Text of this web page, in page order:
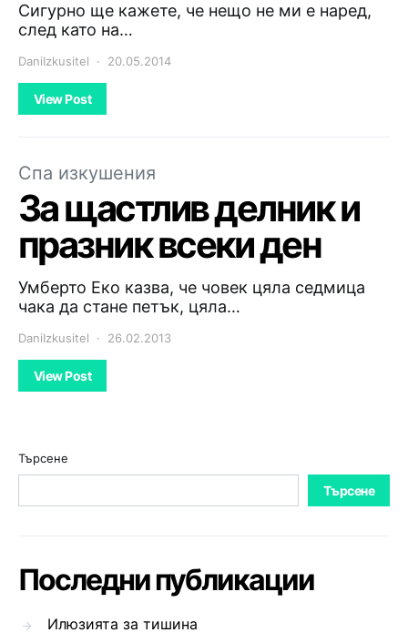
Сигурно ще кажете, че нещо не ми е наред,
след като на…
DaniIzkusitel 20.05.2014
View Post
Спа изкушения
За щастлив делник и
празник всеки ден
Умберто Еко казва, че човек цяла седмица
чака да стане петък, цяла…
DaniIzkusitel 26.02.2013
View Post
Търсене
Търсене
Последни публикации
Илюзията за тишина